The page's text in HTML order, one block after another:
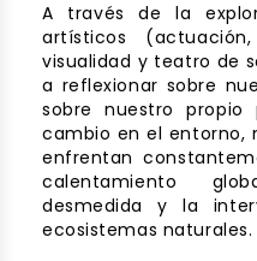
A través de la
artísticos
visualidad y teatro de
a reflexionar sobre
sobre nuestro
cambio en el entorno,
enfrentan
calentamiento
desmedida y la
ecosistemas naturales.